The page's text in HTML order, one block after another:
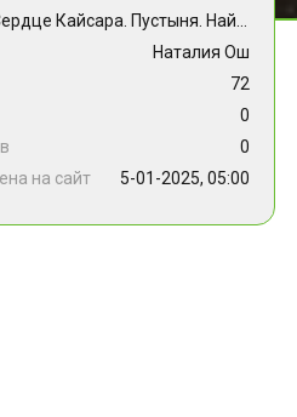
Наталия Ош
72
0
0
на сайт
5-01-2025, 05:00